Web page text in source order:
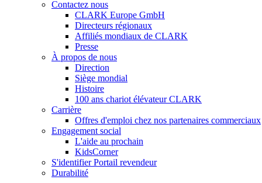
Contactez nous
CLARK Europe GmbH
Directeurs régionaux
Affiliés mondiaux de CLARK
Presse
À propos de nous
Direction
Siège mondial
Histoire
100 ans chariot élévateur CLARK
Carrière
Offres d'emploi chez nos partenaires commerciaux
Engagement social
L'aide au prochain
KidsCorner
S'identifier Portail revendeur
Durabilité